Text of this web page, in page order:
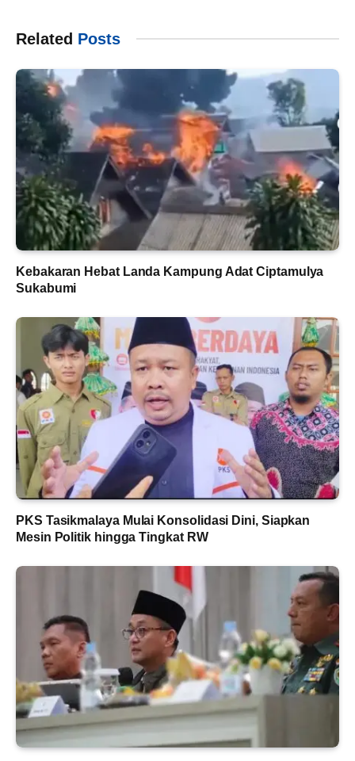
Related Posts
Kebakaran Hebat Landa Kampung Adat Ciptamulya
Sukabumi
PKS Tasikmalaya Mulai Konsolidasi Dini, Siapkan
Mesin Politik hingga Tingkat RW